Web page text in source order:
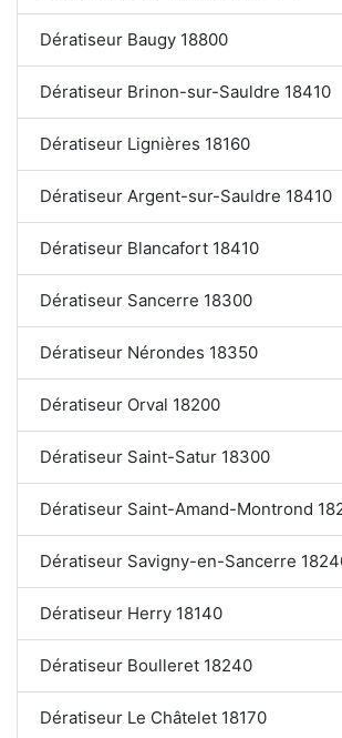
Dératiseur Baugy 18800
Dératiseur Brinon-sur-Sauldre 18410
Dératiseur Lignières 18160
Dératiseur Argent-sur-Sauldre 18410
Dératiseur Blancafort 18410
Dératiseur Sancerre 18300
Dératiseur Nérondes 18350
Dératiseur Orval 18200
Dératiseur Saint-Satur 18300
Dératiseur Saint-Amand-Montrond
Dératiseur Savigny-en-Sancerre
Dératiseur Herry 18140
Dératiseur Boulleret 18240
Dératiseur Le Châtelet 18170